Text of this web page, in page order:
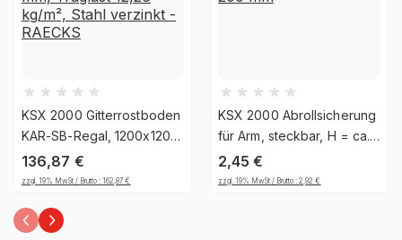
Montageart
Anlieferart
Beständigkeit
Ja, jedoch nicht für die
dauerhafte Verwendung im
Außenbereich geeignet
Befestigungsart
KSX 2000 Gitterrostboden
KAR-SB-Regal, 1200x1200
mm, Traglast 12,26 kg/m²,
Stahl verzinkt - RAECKS
136,87 €
zzgl. 19% MwSt / Brutto :162,87€
KSX 2000 Abrollsicherung
für Arm, steckbar, H = ca.
200 mm
2,45€
zzgl. 19% MwSt / Brutto :2,92€